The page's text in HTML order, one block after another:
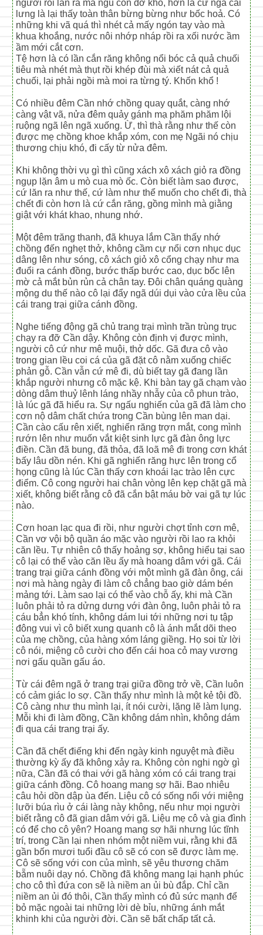
người rồi lăn ra mà ngủ còn đỡ khổ, hơn là cứ ngả cái
lưng là lại thấy toàn thân bừng bừng như bốc hoả. Có
những khi vã quá thì nhét cả mấy ngón tay vào mà
khua khoắng, nước nôi nhớp nháp rồi ra xối nước ầm
ầm mới cắt cơn.
Tệ hơn là có lần cắn răng không nổi bóc cả quả chuối
tiêu mà nhét mà thụt rồi khép đùi mà xiết nát cả quả
chuối, lại phải ngồi mà moi ra từng tý. Khốn khổ !
Có nhiều đêm Cần nhớ chồng quay quắt, càng nhớ
càng vật vã, nửa đêm quảy gánh mạ phăm phăm lội
ruộng ngã lên ngã xuống. Ừ, thì thà rằng như thế còn
được mẹ chồng khoe khắp xóm, con mẹ Ngãi nó chịu
thương chịu khó, đi cấy từ nửa đêm.
Khi không thời vụ gì thì cũng xách xô xách giỏ ra đồng
ngụp lặn âm u mò cua mò ốc. Còn biết làm sao được,
cứ lăn ra như thế, cứ làm như thể muốn cho chết đi, thà
chết đi còn hơn là cứ cắn răng, gồng mình mà giằng
giật với khát khao, nhung nhớ.
Một đêm trăng thanh, đã khuya lắm Cần thấy nhớ
chồng đến nghẹt thở, không cầm cự nổi cơn nhục dục
dâng lên như sóng, cô xách giỏ xô cổng chạy như ma
đuổi ra cánh đồng, bước thấp bước cao, dục bốc lên
mờ cả mắt bủn rủn cả chân tay. Đôi chân quáng quàng
mộng du thế nào cô lại đẩy ngã dúi dụi vào cửa lều của
cái trang trại giữa cánh đồng.
Nghe tiếng động gã chủ trang trại mình trần trùng trục
chạy ra đỡ Cần dậy. Không còn định vị được mình,
người cô cứ như mê muội, thở dốc. Gã đưa cô vào
trong gian lều coi cá của gã đặt cô nằm xuống chiếc
phản gỗ. Cần vẫn cứ mê đi, dù biết tay gã đang lần
khắp người nhưng cô mặc kệ. Khi bàn tay gã chạm vào
dòng dâm thuỷ lênh láng nhầy nhẫy của cô phun trào,
là lúc gã đã hiểu ra. Sự ngấu nghiến của gã đã làm cho
cơn nộ dâm chất chứa trong Cần bùng lên man dại.
Cần cào cấu rên xiết, nghiến răng trợn mắt, cong mình
rướn lên như muốn vắt kiệt sinh lực gã đàn ông lực
điền. Cần đã bung, đã thỏa, đã loã mê đi trong cơn khát
bấy lâu dồn nén. Khi gã nghiến răng hực lên trong cổ
họng cũng là lúc Cần thấy cơn khoái lạc trào lên cực
điểm. Cô cong người hai chân vòng lên kẹp chặt gã mà
xiết, không biết rằng cô đã cắn bật máu bờ vai gã tự lúc
nào.
Cơn hoan lạc qua đi rồi, như người chợt tỉnh cơn mê,
Cần vơ vội bộ quần áo mặc vào người rồi lao ra khỏi
căn lều. Tự nhiên cô thấy hoảng sợ, không hiểu tại sao
cô lại có thể vào căn lều ấy mà hoang dâm với gã. Cái
trang trại giữa cánh đồng với một mình gã đàn ông, cái
nơi mà hàng ngày đi làm cô chẳng bao giờ dám bén
mảng tới. Làm sao lại có thể vào chỗ ấy, khi mà Cần
luôn phải tỏ ra dửng dưng với đàn ông, luôn phải tỏ ra
cáu bẳn khó tính, không dám lui tới những nơi tụ tập
đông vui vì cô biết xung quanh cô là ánh mắt dõi theo
của mẹ chồng, của hàng xóm láng giềng. Họ soi từ lời
cô nói, miệng cô cười cho đến cái hoa cỏ may vương
nơi gấu quần gấu áo.
Từ cái đêm ngã ở trang trại giữa đồng trở về, Cần luôn
có cảm giác lo sợ. Cần thấy như mình là một kẻ tội đồ.
Cô càng như thu mình lại, ít nói cười, lặng lẽ làm lụng.
Mỗi khi đi làm đồng, Cần không dám nhìn, không dám
đi qua cái trang trại ấy.
Cần đã chết điếng khi đến ngày kinh nguyệt mà điều
thường kỳ ấy đã không xảy ra. Không còn nghi ngờ gì
nữa, Cần đã có thai với gã hàng xóm có cái trang trại
giữa cánh đồng. Cô hoang mang sợ hãi. Bao nhiêu
câu hỏi dồn dập ùa đến. Liệu cô có sống nổi với miệng
lưỡi búa rìu ở cái làng này không, nếu như mọi người
biết rằng cô đã gian dâm với gã. Liệu mẹ cô và gia đình
có để cho cô yên? Hoang mang sợ hãi nhưng lúc tĩnh
trí, trong Cần lại nhen nhóm một niềm vui, rằng khi đã
gần bốn mươi tuổi đầu cô sẽ có con sẽ được làm mẹ.
Cô sẽ sống với con của mình, sẽ yêu thương chăm
bẵm nuôi dạy nó. Chồng đã không mang lại hạnh phúc
cho cô thì đứa con sẽ là niềm an ủi bù đắp. Chỉ cần
niềm an ủi đó thôi, Cần thấy mình có đủ sức mạnh để
bỏ mặc ngoài tai những lời dè bỉu, những ánh mắt
khinh khi của người đời. Cần sẽ bất chấp tất cả.